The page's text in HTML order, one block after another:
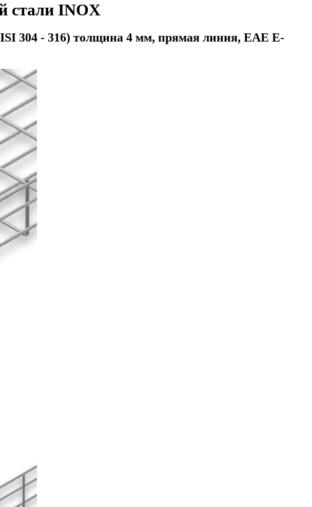
стали INOX
304 - 316) толщина 4 мм, прямая линия, ЕАЕ E-